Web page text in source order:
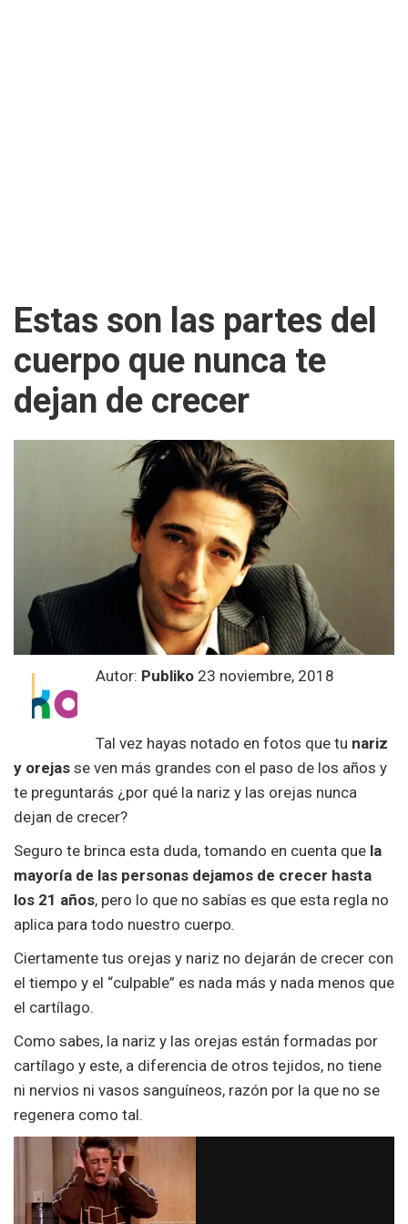
Estas son las partes del
cuerpo que nunca te
dejan de crecer
Autor: Publiko 23 noviembre, 2018
Tal vez hayas notado en fotos que tu nariz
y orejas se ven más grandes con el paso de los años y
te preguntarás ¿por qué la nariz y las orejas nunca
dejan de crecer?
Seguro te brinca esta duda, tomando en cuenta que la
mayoría de las personas dejamos de crecer hasta
los 21 años, pero lo que no sabías es que esta regla no
aplica para todo nuestro cuerpo.
Ciertamente tus orejas y nariz no dejarán de crecer con
el tiempo y el “culpable” es nada más y nada menos que
el cartílago.
Como sabes, la nariz y las orejas están formadas por
cartílago y este, a diferencia de otros tejidos, no tiene
ni nervios ni vasos sanguíneos, razón por la que no se
regenera como tal.